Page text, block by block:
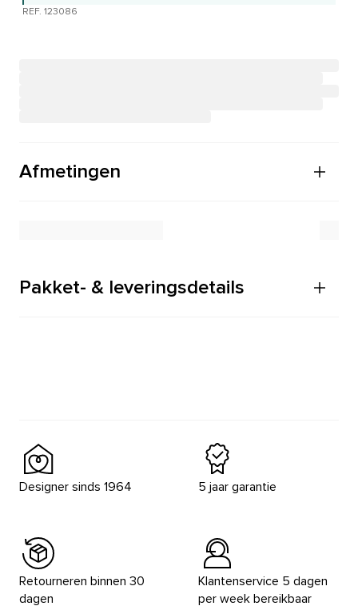
REF. 123086
Afmetingen
Pakket- & leveringsdetails
Designer sinds 1964 5 jaar garantie
Retourneren binnen 30
dagen
Klantenservice 5 dagen
per week bereikbaar